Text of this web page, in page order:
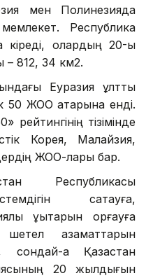
мен Полинезияда
мемлекет. Республика
кіреді, олардың 20-ы
– 812, 34 км2.
Еуразия ұлттық
50 ЖОО қатарына енді.
тізімінде
Корея, Малайзия,
ЖОО-лары бар.
Республикасы
сақтауға,
құқықтарын қорғауға
азаматтарын
сондай-ақ Қазақстан
20 жылдығын